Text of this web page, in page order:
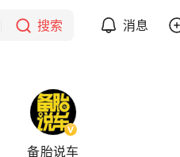
搜索 消息
备胎说车